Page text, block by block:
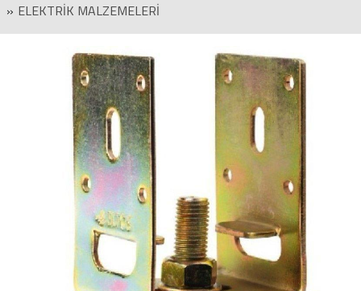
» ELEKTRIK MALZEMELERI